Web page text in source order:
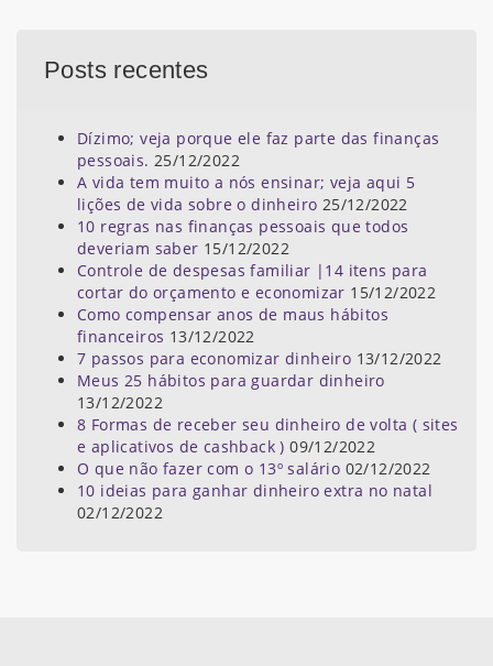
Posts recentes
Dízimo; veja porque ele faz parte das finanças
pessoais. 25/12/2022
A vida tem muito a nós ensinar; veja aqui 5
lições de vida sobre o dinheiro 25/12/2022
10 regras nas finanças pessoais que todos
deveriam saber 15/12/2022
Controle de despesas familiar |14 itens para
cortar do orçamento e economizar 15/12/2022
Como compensar anos de maus hábitos
financeiros 13/12/2022
7 passos para economizar dinheiro 13/12/2022
Meus 25 hábitos para guardar dinheiro
13/12/2022
8 Formas de receber seu dinheiro de volta ( sites
e aplicativos de cashback ) 09/12/2022
O que não fazer com o 13º salário 02/12/2022
10 ideias para ganhar dinheiro extra no natal
02/12/2022